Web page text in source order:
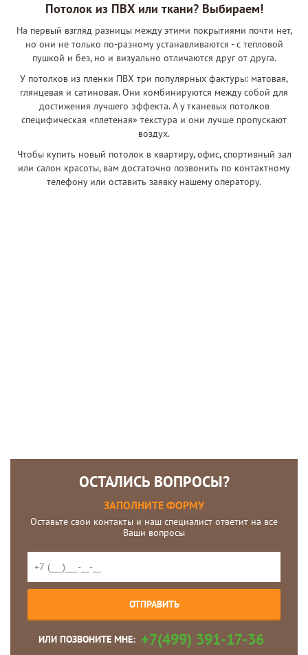
Потолок из ПВХ или ткани? Выбираем!
На первый взгляд разницы между этими покрытиями почти нет,
но они не только по-разному устанавливаются - с тепловой
пушкой и без, но и визуально отличаются друг от друга.
У потолков из пленки ПВХ три популярных фактуры: матовая,
глянцевая и сатиновая. Они комбинируются между собой для
достижения лучшего эффекта. А у тканевых потолков
специфическая «плетеная» текстура и они лучше пропускают
воздух.
Чтобы купить новый потолок в квартиру, офис, спортивный зал
или салон красоты, вам достаточно позвонить по контактному
телефону или оставить заявку нашему оператору.
ОСТАЛИСЬ ВОПРОСЫ?
ЗАПОЛНИТЕ ФОРМУ
Оставьте свои контакты и наш специалист ответит на все
Ваши вопросы
ИЛИ ПОЗВОНИТЕ МНЕ: +7(499) 391-17-36